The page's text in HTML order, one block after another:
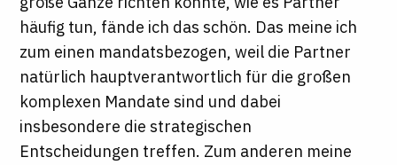
häufig tun, fände ich das schön. Das meine ich
zum einen mandatsbezogen, weil die Partner
natürlich hauptverantwortlich für die großen
komplexen Mandate sind und dabei
insbesondere die strategischen
Entscheidungen treffen. Zum anderen meine